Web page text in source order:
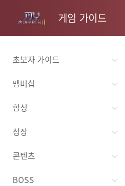
게임 가이드
초보자 가이드
멤버십
합성
성장
콘텐츠
BOSS